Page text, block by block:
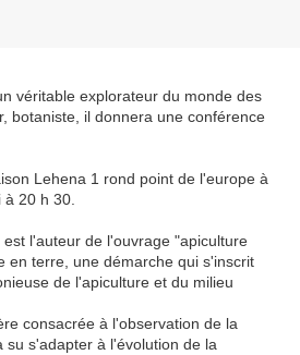
véritable explorateur du monde des
botaniste, il donnera une conférence
Lehena 1 rond point de l'europe à
20 h 30.
l'auteur de l'ouvrage "apiculture
en terre, une démarche qui s'inscrit
de l'apiculture et du milieu
consacrée à l'observation de la
su s'adapter à l'évolution de la